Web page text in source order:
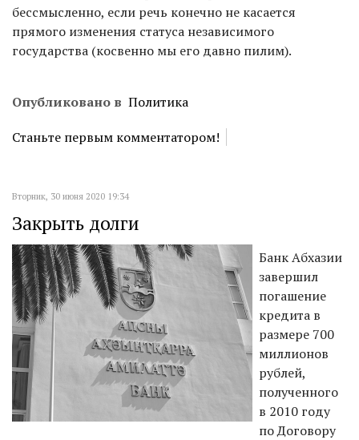
бессмысленно, если речь конечно не касается
прямого изменения статуса независимого
государства (косвенно мы его давно пилим).
Опубликовано в Политика
Станьте первым комментатором!
Вторник, 30 июня 2020 19:34
Закрыть долги
Банк Абхазии
завершил
погашение
кредита в
размере 700
миллионов
рублей,
полученного
в 2010 году
по Договору